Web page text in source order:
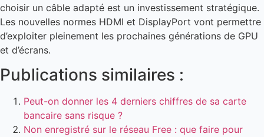
choisir un câble adapté est un investissement stratégique.
Les nouvelles normes HDMI et DisplayPort vont permettre
d’exploiter pleinement les prochaines générations de GPU
et d’écrans.
Publications similaires :
Peut-on donner les 4 derniers chiffres de sa carte
bancaire sans risque ?
Non enregistré sur le réseau Free : que faire pour